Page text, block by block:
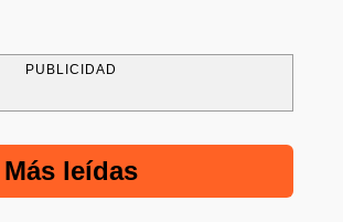
PUBLICIDAD
Más leídas